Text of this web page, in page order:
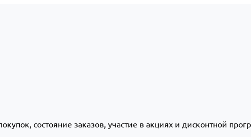
состояние заказов, участие в акциях и дисконтной